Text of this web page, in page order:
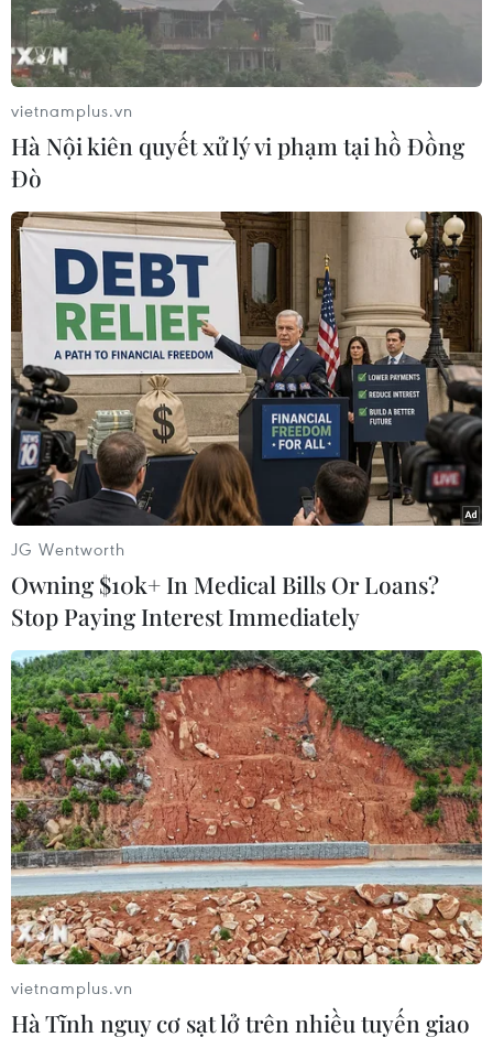
Thủ tướng Phạm Minh Chính với các đại biểu kiều bào dự Xuân
quê hương năm 2022. (Ảnh: Dương Giang/TTXVN)
Hình ảnh Thủ tướng Phạm Minh Chính gặp mặt kiều bào dự
Xuân quê hương năm 2022. (Ảnh: Dương Giang/TTXVN)
vietnamplus.vn
Hà Nội kiên quyết xử lý vi phạm tại hồ Đồng
Đò
JG Wentworth
Owning $10k+ In Medical Bills Or Loans?
Stop Paying Interest Immediately
vietnamplus.vn
Hà Tĩnh nguy cơ sạt lở trên nhiều tuyến giao